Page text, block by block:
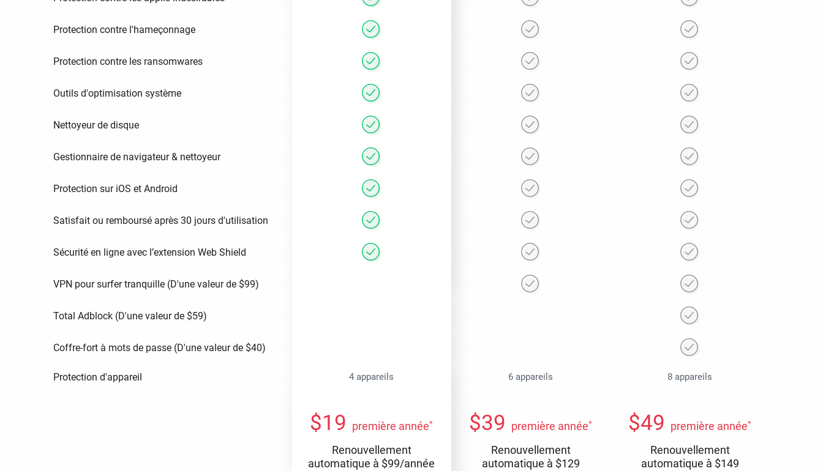
Protection contre l'hameçonnage
Protection contre les ransomwares
Outils d'optimisation système
Nettoyeur de disque
Gestionnaire de navigateur & nettoyeur
Protection sur iOS et Android
Satisfait ou remboursé après 30 jours d'utilisation
Sécurité en ligne avec l’extension Web Shield
VPN pour surfer tranquille (D'une valeur de $99)
Total Adblock (D'une valeur de $59)
Coffre-fort à mots de passe (D'une valeur de $40)
Protection d'appareil 4 appareils 6 appareils 8 appareils
$19 première année*
Renouvellement
automatique à $99/année
$39 première année*
Renouvellement
automatique à $129
$49 première année*
Renouvellement
automatique à $149